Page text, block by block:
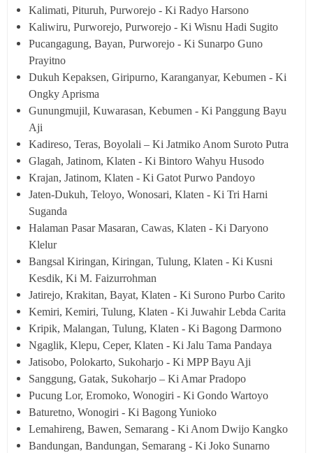
Kalimati, Pituruh, Purworejo - Ki Radyo Harsono
Kaliwiru, Purworejo, Purworejo - Ki Wisnu Hadi Sugito
Pucangagung, Bayan, Purworejo - Ki Sunarpo Guno
Prayitno
Dukuh Kepaksen, Giripurno, Karanganyar, Kebumen - Ki
Ongky Aprisma
Gunungmujil, Kuwarasan, Kebumen - Ki Panggung Bayu
Aji
Kadireso, Teras, Boyolali – Ki Jatmiko Anom Suroto Putra
Glagah, Jatinom, Klaten - Ki Bintoro Wahyu Husodo
Krajan, Jatinom, Klaten - Ki Gatot Purwo Pandoyo
Jaten-Dukuh, Teloyo, Wonosari, Klaten - Ki Tri Harni
Suganda
Halaman Pasar Masaran, Cawas, Klaten - Ki Daryono
Klelur
Bangsal Kiringan, Kiringan, Tulung, Klaten - Ki Kusni
Kesdik, Ki M. Faizurrohman
Jatirejo, Krakitan, Bayat, Klaten - Ki Surono Purbo Carito
Kemiri, Kemiri, Tulung, Klaten - Ki Juwahir Lebda Carita
Kripik, Malangan, Tulung, Klaten - Ki Bagong Darmono
Ngaglik, Klepu, Ceper, Klaten - Ki Jalu Tama Pandaya
Jatisobo, Polokarto, Sukoharjo - Ki MPP Bayu Aji
Sanggung, Gatak, Sukoharjo – Ki Amar Pradopo
Pucung Lor, Eromoko, Wonogiri - Ki Gondo Wartoyo
Baturetno, Wonogiri - Ki Bagong Yunioko
Lemahireng, Bawen, Semarang - Ki Anom Dwijo Kangko
Bandungan, Bandungan, Semarang - Ki Joko Sunarno